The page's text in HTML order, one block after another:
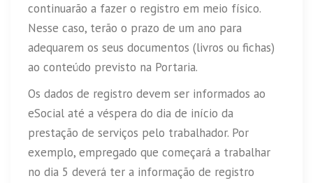
continuarão a fazer o registro em meio físico.
Nesse caso, terão o prazo de um ano para
adequarem os seus documentos (livros ou fichas)
ao conteúdo previsto na Portaria.
Os dados de registro devem ser informados ao
eSocial até a véspera do dia de início da
prestação de serviços pelo trabalhador. Por
exemplo, empregado que começará a trabalhar
no dia 5 deverá ter a informação de registro